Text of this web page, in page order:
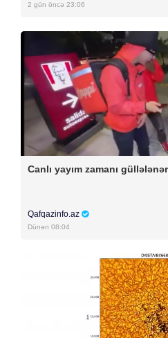
2 gün öncə 23:06
Canlı yayım zamanı
Qafqazinfo.az
Dünən 08:04